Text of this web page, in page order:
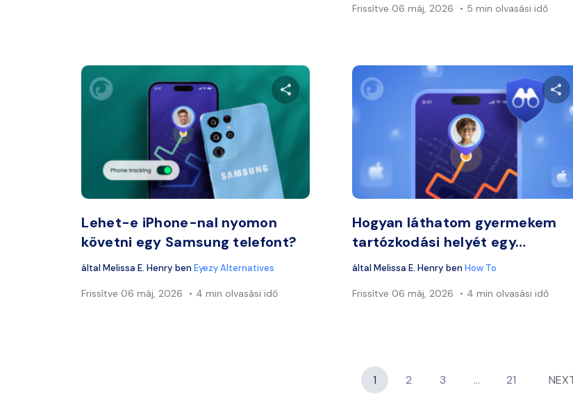
Frissítve 06 máj, 2026 5 min olvasási idő
Ossza meg ezt a cikket
Twitter Link másolása
Lehet-e iPhone-nal nyomon
követni egy Samsung telefont?
általMelissa E. Henry benEyezy Alternatives
Frissítve 06 máj, 2026 4 min olvasási idő
Twitter
Hogyan láthatom gyermekem
tartózkodási helyét egy…
által Melissa E. Henry ben How To
Frissítve 06 máj, 2026 4 min olvasási idő
1 2 3 … 21